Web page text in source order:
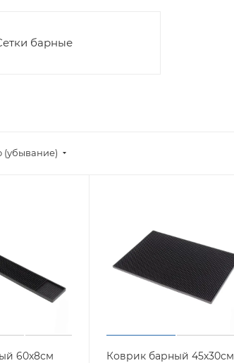
барные
(убывание)
60х8см Коврик барный 45х30см